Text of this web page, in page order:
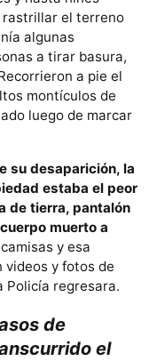
rastrillar el terreno
algunas
a tirar basura,
a pie el
montículos de
luego de marcar
su desaparición, la
estaba el peor
de tierra, pantalón
muerto a
y esa
videos y fotos de
Policía regresara.
de
el